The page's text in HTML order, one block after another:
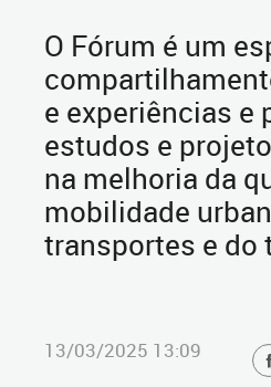
O Fórum é um
e experiências e
estudos e
na melhoria da
mobilidade
transportes e do
13/03/2025 13:09